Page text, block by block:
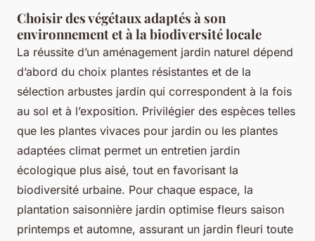
Choisir des végétaux adaptés à son
environnement et à la biodiversité locale
La réussite d’un aménagement jardin naturel dépend
d’abord du choix plantes résistantes et de la
sélection arbustes jardin qui correspondent à la fois
au sol et à l’exposition. Privilégier des espèces telles
que les plantes vivaces pour jardin ou les plantes
adaptées climat permet un entretien jardin
écologique plus aisé, tout en favorisant la
biodiversité urbaine. Pour chaque espace, la
plantation saisonnière jardin optimise fleurs saison
printemps et automne, assurant un jardin fleuri toute